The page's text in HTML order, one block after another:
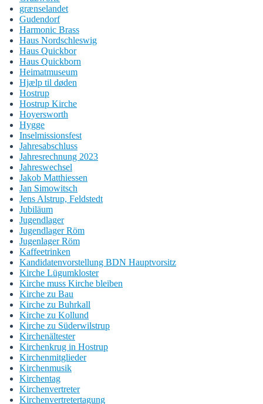
grænselandet
Gudendorf
Harmonic Brass
Haus Nordschleswig
Haus Quickbor
Haus Quickborn
Heimatmuseum
Hjælp til døden
Hostrup
Hostrup Kirche
Hoyersworth
Hygge
Inselmissionsfest
Jahresabschluss
Jahresrechnung 2023
Jahreswechsel
Jakob Matthiessen
Jan Simowitsch
Jens Alstrup, Feldstedt
Jubiläum
Jugendlager
Jugendlager Röm
Jugenlager Röm
Kaffeetrinken
Kandidatenvorstellung BDN Hauptvorsitz
Kirche Lügumkloster
Kirche muss Kirche bleiben
Kirche zu Bau
Kirche zu Buhrkall
Kirche zu Kollund
Kirche zu Süderwilstrup
Kirchenältester
Kirchenkrug in Hostrup
Kirchenmitglieder
Kirchenmusik
Kirchentag
Kirchenvertreter
Kirchenvertretertagung